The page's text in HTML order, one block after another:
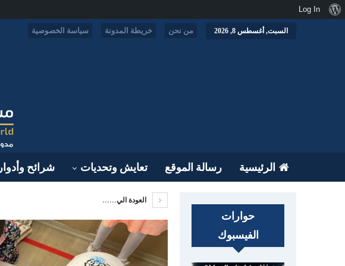
السبت, أغسطس 8, 2026 من نحن خريطة المدونة سياسة الخصوصية
الرئيسية رسالة الموقع تعايش وتحديات شرائح وأدوار
العودة الي......
حوارات
الفيسبوك
نبذةLog In